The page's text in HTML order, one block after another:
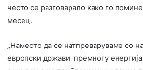
често се разговарало како го
месец.
„Наместо да се натпреваруваме со
европски држави, премногу